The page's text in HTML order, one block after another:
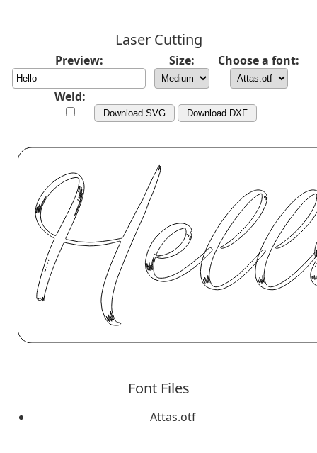
Laser Cutting
Preview: Size: Choose a font:
Weld:
Download SVG Download DXF
Font Files
Attas.otf